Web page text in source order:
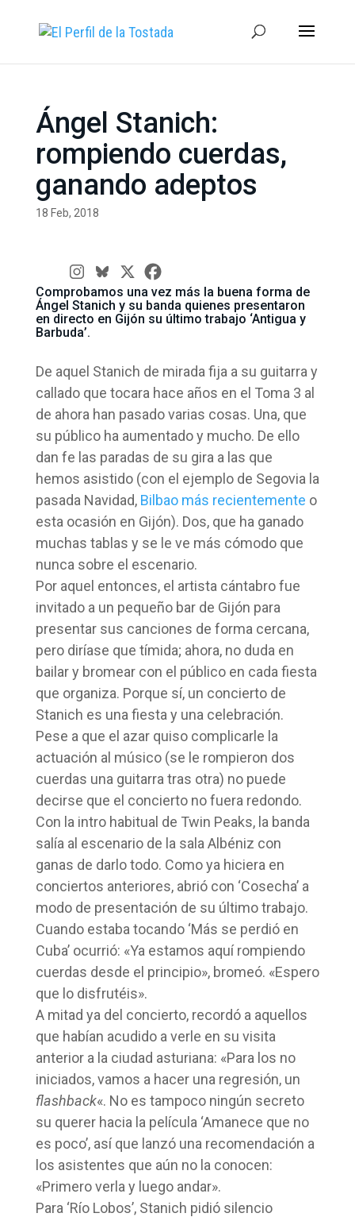
Ángel Stanich:
rompiendo cuerdas,
ganando adeptos
18 Feb, 2018
Comprobamos una vez más la buena forma de
Ángel Stanich y su banda quienes presentaron
en directo en Gijón su último trabajo ‘Antigua y
Barbuda’.
De aquel Stanich de mirada fija a su guitarra y
callado que tocara hace años en el Toma 3 al
de ahora han pasado varias cosas. Una, que
su público ha aumentado y mucho. De ello
dan fe las paradas de su gira a las que
hemos asistido (con el ejemplo de Segovia la
pasada Navidad, Bilbao más recientemente o
esta ocasión en Gijón). Dos, que ha ganado
muchas tablas y se le ve más cómodo que
nunca sobre el escenario.
Por aquel entonces, el artista cántabro fue
invitado a un pequeño bar de Gijón para
presentar sus canciones de forma cercana,
pero diríase que tímida; ahora, no duda en
bailar y bromear con el público en cada fiesta
que organiza. Porque sí, un concierto de
Stanich es una fiesta y una celebración.
Pese a que el azar quiso complicarle la
actuación al músico (se le rompieron dos
cuerdas una guitarra tras otra) no puede
decirse que el concierto no fuera redondo.
Con la intro habitual de Twin Peaks, la banda
salía al escenario de la sala Albéniz con
ganas de darlo todo. Como ya hiciera en
conciertos anteriores, abrió con ‘Cosecha’ a
modo de presentación de su último trabajo.
Cuando estaba tocando ‘Más se perdió en
Cuba’ ocurrió: «Ya estamos aquí rompiendo
cuerdas desde el principio», bromeó. «Espero
que lo disfrutéis».
A mitad ya del concierto, recordó a aquellos
que habían acudido a verle en su visita
anterior a la ciudad asturiana: «Para los no
iniciados, vamos a hacer una regresión, un
flashback«. No es tampoco ningún secreto
su querer hacia la película ‘Amanece que no
es poco’, así que lanzó una recomendación a
los asistentes que aún no la conocen:
«Primero verla y luego andar».
Para ‘Río Lobos’, Stanich pidió silencio